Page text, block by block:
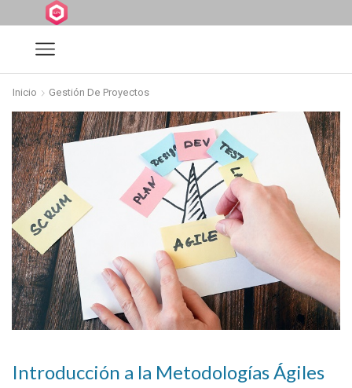
Inicio Gestión De Proyectos
Introducción a la Metodologías Ágiles